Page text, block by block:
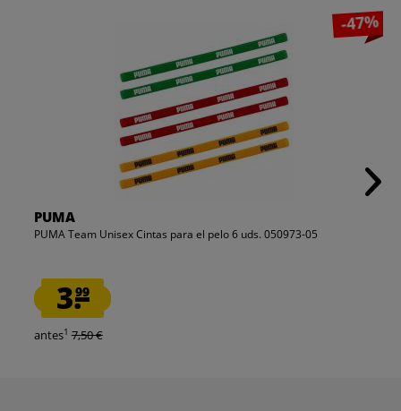
-47%
PUMA
PUMA Team Unisex Cintas para el pelo 6 uds. 050973-05
3.99
antes1 7,50 €